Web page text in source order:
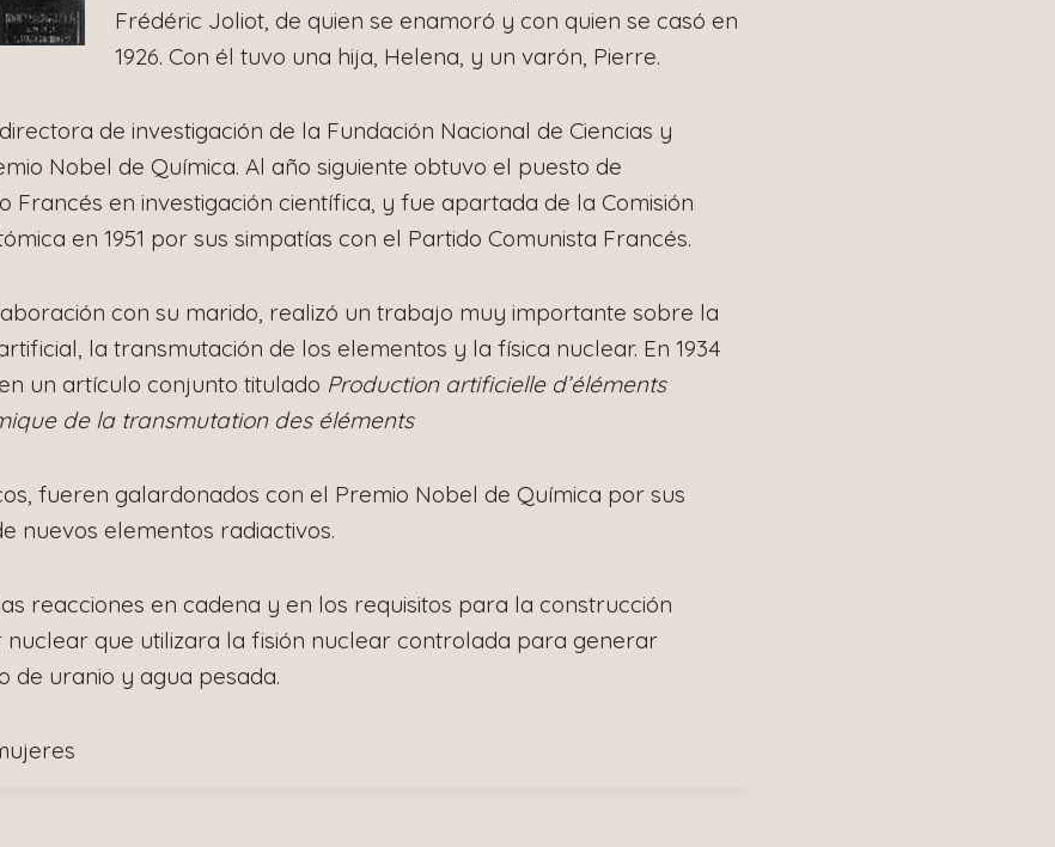
Frédéric Joliot, de quien se enamoró y con quien se casó en
1926. Con él tuvo una hija, Helena, y un varón, Pierre.
de investigación de la Fundación Nacional de Ciencias y
Nobel de Química. Al año siguiente obtuvo el puesto de
Francés en investigación científica, y fue apartada de la Comisión
en 1951 por sus simpatías con el Partido Comunista Francés.
con su marido, realizó un trabajo muy importante sobre la
la transmutación de los elementos y la física nuclear. En 1934
un artículo conjunto titulado Production artificielle d’éléments
de la transmutation des éléments
fueren galardonados con el Premio Nobel de Química por sus
nuevos elementos radiactivos.
reacciones en cadena y en los requisitos para la construcción
que utilizara la fisión nuclear controlada para generar
de uranio y agua pesada.